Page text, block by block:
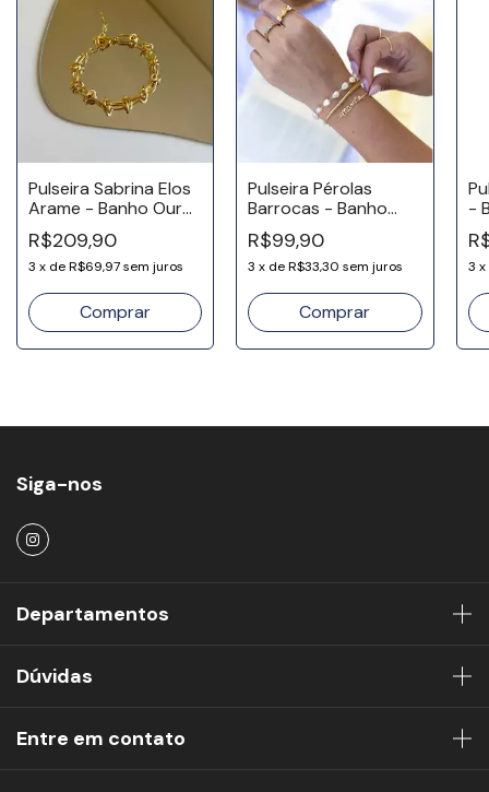
Pulseira Sabrina Elos
Arame - Banho Ouro
18k
R$209,90
3 x deR$69,97sem juros
Pulseira Pérolas
Barrocas - Banho
Ouro 18k
R$99,90
3 x deR$33,30 sem juros
-
3 x
Siga-nos
Departamentos
Dúvidas
Entre em contato